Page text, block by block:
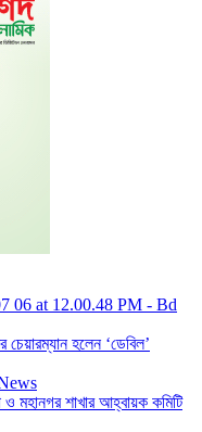
হলেন ‘ডেবিল’
ও মহানগর শাখার আহ্বায়ক কমিটি